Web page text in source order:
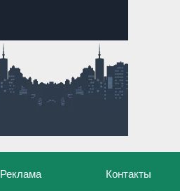
Реклама Контакты